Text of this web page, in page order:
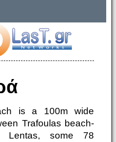
is a 100m wide
Trafoulas beach-
Lentas, some 78